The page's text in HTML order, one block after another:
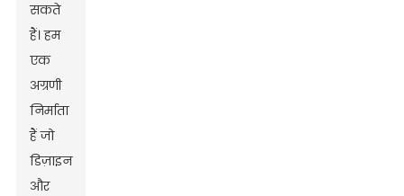
सकते
हैं। हम
एक
अग्रणी
निर्माता
हैं जो
डिज़ाइन
और